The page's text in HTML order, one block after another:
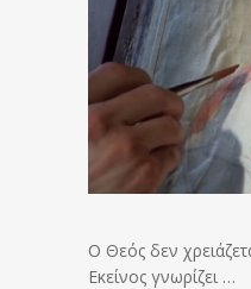
Ο Θεός δεν
Εκείνος γνωρίζει …